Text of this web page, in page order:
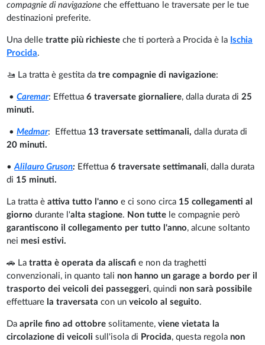
compagnie di navigazioneche effettuano le traversate per le tue
destinazioni preferite.
Una delletratte più richieste che ti porterà a Procida è la Ischia
Procida.
🚤 La tratta è gestita datre compagnie di navigazione:
•Caremar: Effettua6 traversate giornaliere, dalla durata di25
minuti.
•Medmar: Effettua 13 traversate settimanali, dalla durata di
20 minuti.
•Alilauro Gruson: Effettua6 traversate settimanali, dalla durata
di 15 minuti.
La tratta è attiva tutto l'anno e ci sono circa 15 collegamenti al
giorno durante l'alta stagione. Non tutte le compagnie però
garantiscono il collegamento per tutto l'anno, alcune soltanto
nei mesi estivi.
🚗 La tratta è operata da aliscafi e non da traghetti
convenzionali, in quanto tali non hanno un garage a bordo per il
trasporto dei veicoli dei passeggeri, quindi non sarà possibile
effettuare la traversatacon un veicolo al seguito.
Daaprile fino ad ottobre solitamente,viene vietata la
circolazione di veicoli sull'isola di Procida, questa regola non